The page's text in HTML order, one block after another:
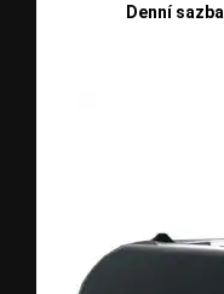
Denní sazba